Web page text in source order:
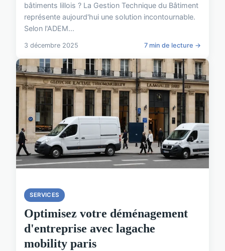
bâtiments lillois ? La Gestion Technique du Bâtiment
représente aujourd'hui une solution incontournable.
Selon l'ADEM...
3 décembre 2025 7 min de lecture →
SERVICES
Optimisez votre déménagement
d'entreprise avec lagache
mobility paris